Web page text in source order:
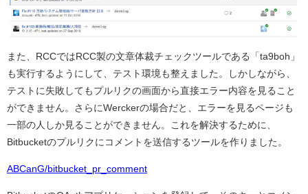
また、RCCではRCC製の文章体裁チェックツールである「ta9boh」
も実行するようにして、テスト環境も整えました。しかしながら、
テストに失敗してもプルリクの画面から直接エラー内容を見ること
ができません。さらにWerckerの場合だと、エラーを見るページも
一部の人しか見ることができません。これを解決するために、
Bitbucketのプルリクにコメントを送信するツールを作りました。
ABCanG/bitbucket_pr_comment